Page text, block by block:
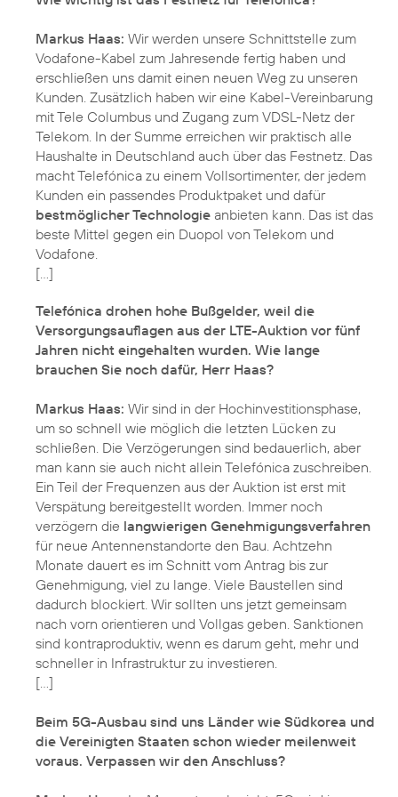
Markus Haas: Wir werden unsere Schnittstelle zum
Vodafone-Kabel zum Jahresende fertig haben und
erschließen uns damit einen neuen Weg zu unseren
Kunden. Zusätzlich haben wir eine Kabel-Vereinbarung
mit Tele Columbus und Zugang zum VDSL-Netz der
Telekom. In der Summe erreichen wir praktisch alle
Haushalte in Deutschland auch über das Festnetz. Das
macht Telefónica zu einem Vollsortimenter, der jedem
Kunden ein passendes Produktpaket und dafür
bestmöglicher Technologie anbieten kann. Das ist das
beste Mittel gegen ein Duopol von Telekom und
Vodafone.
Telefónica drohen hohe Bußgelder, weil die
Versorgungsauflagen aus der LTE-Auktion vor fünf
Jahren nicht eingehalten wurden. Wie lange
brauchen Sie noch dafür, Herr Haas?
Markus Haas: Wir sind in der Hochinvestitionsphase,
um so schnell wie möglich die letzten Lücken zu
schließen. Die Verzögerungen sind bedauerlich, aber
man kann sie auch nicht allein Telefónica zuschreiben.
Ein Teil der Frequenzen aus der Auktion ist erst mit
Verspätung bereitgestellt worden. Immer noch
verzögern die langwierigen Genehmigungsverfahren
für neue Antennenstandorte den Bau. Achtzehn
Monate dauert es im Schnitt vom Antrag bis zur
Genehmigung, viel zu lange. Viele Baustellen sind
dadurch blockiert. Wir sollten uns jetzt gemeinsam
nach vorn orientieren und Vollgas geben. Sanktionen
sind kontraproduktiv, wenn es darum geht, mehr und
schneller in Infrastruktur zu investieren.
[…]
Beim 5G-Ausbau sind uns Länder wie Südkorea und
die Vereinigten Staaten schon wieder meilenweit
voraus. Verpassen wir den Anschluss?